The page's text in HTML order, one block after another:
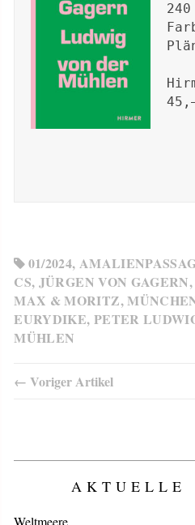
01/2024,
CS, JÜRGEN VON GAGERN,
MAX & MORITZ,
EURYDIKE, PETER
MÜHLEN
← Voriger Artikel
AKTUELLE
Weltmeere